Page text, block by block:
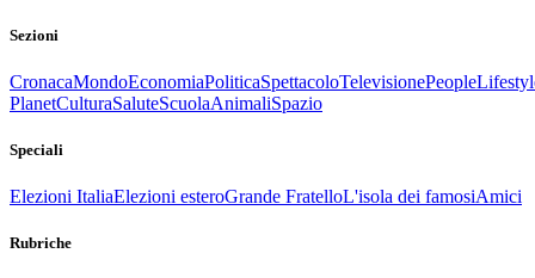
Sezioni
CronacaMondoEconomiaPoliticaSpettacoloTelevisionePeople
PlanetCulturaSaluteScuolaAnimaliSpazio
Speciali
Elezioni ItaliaElezioni esteroGrande FratelloL'isola dei famosiAmici
Rubriche